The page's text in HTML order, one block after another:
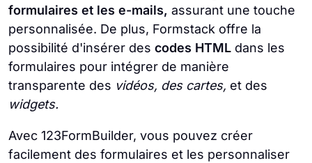
formulaires et les e-mails, assurant une touche
personnalisée. De plus, Formstack offre la
possibilité d'insérer des codes HTML dans les
formulaires pour intégrer de manière
transparente des vidéos, des cartes, et des
widgets.
Avec 123FormBuilder, vous pouvez créer
facilement des formulaires et les personnaliser